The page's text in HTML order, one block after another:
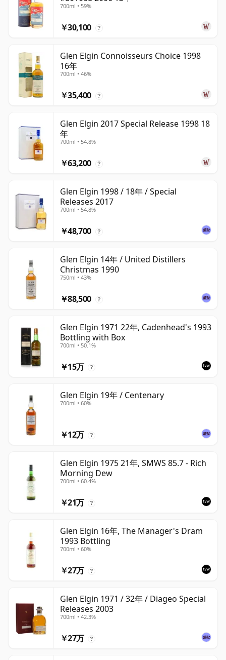
700ml • 59%
￥30,100 ?
Glen Elgin Connoisseurs Choice 1998
16年
700ml • 46%
￥35,400 ?
Glen Elgin 2017 Special Release 1998 18
年
700ml • 54.8%
￥63,200 ?
Glen Elgin 1998 / 18年 / Special
Releases 2017
700ml • 54.8%
￥48,700 ?
Glen Elgin 14年 / United Distillers
Christmas 1990
750ml • 43%
￥88,500 ?
Glen Elgin 1971 22年, Cadenhead's 1993
Bottling with Box
700ml • 50.1%
￥15万 ?
Glen Elgin 19年 / Centenary
700ml • 60%
￥12万 ?
Glen Elgin 1975 21年, SMWS 85.7 - Rich
Morning Dew
700ml • 60.4%
￥21万 ?
Glen Elgin 16年, The Manager's Dram
1993 Bottling
700ml • 60%
￥27万 ?
Glen Elgin 1971 / 32年 / Diageo Special
Releases 2003
700ml • 42.3%
￥27万 ?